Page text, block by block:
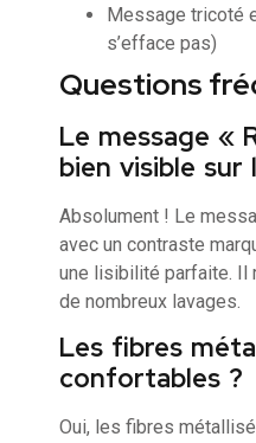
Message tricoté
s’efface pas)
Questions
Le message «
bien visible sur
Absolument ! Le
avec un contraste
une lisibilité parfaite. Il
de nombreux lavages.
Les fibres
confortables ?
Oui, les fibres